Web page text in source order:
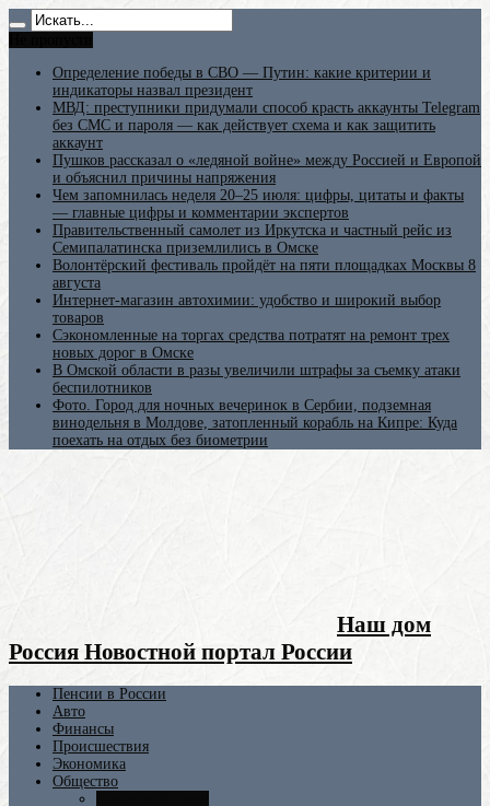
Определение победы в СВО — Путин: какие критерии и
индикаторы назвал президент
МВД: преступники придумали способ красть аккаунты Telegram
без СМС и пароля — как действует схема и как защитить
аккаунт
Пушков рассказал о «ледяной войне» между Россией и Европой
и объяснил причины напряжения
Чем запомнилась неделя 20–25 июля: цифры, цитаты и факты
— главные цифры и комментарии экспертов
Правительственный самолет из Иркутска и частный рейс из
Семипалатинска приземлились в Омске
Волонтёрский фестиваль пройдёт на пяти площадках Москвы 8
августа
Интернет-магазин автохимии: удобство и широкий выбор
товаров
Сэкономленные на торгах средства потратят на ремонт трех
новых дорог в Омске
В Омской области в разы увеличили штрафы за съемку атаки
беспилотников
Фото. Город для ночных вечеринок в Сербии, подземная
винодельня в Молдове, затопленный корабль на Кипре: Куда
поехать на отдых без биометрии
Наш дом
Россия Новостной портал России
Пенсии в России
Авто
Финансы
Происшествия
Экономика
Общество